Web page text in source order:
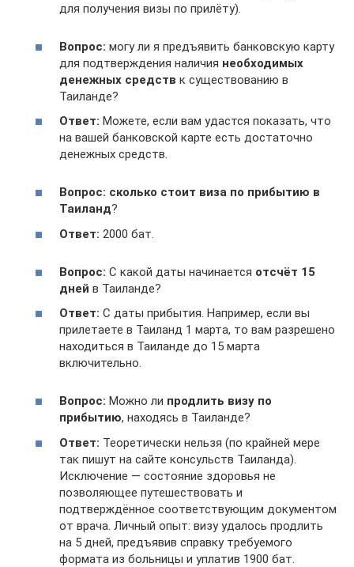
для получения визы по прилёту).
Вопрос: могу ли я предъявить банковскую карту
для подтверждения наличия необходимых
денежных средств к существованию в
Таиланде?
Ответ: Можете, если вам удастся показать, что
на вашей банковской карте есть достаточно
денежных средств.
Вопрос: сколько стоит виза по прибытию в
Таиланд?
Ответ: 2000 бат.
Вопрос: С какой даты начинается отсчёт 15
дней в Таиланде?
Ответ: С даты прибытия. Например, если вы
прилетаете в Таиланд 1 марта, то вам разрешено
находиться в Таиланде до 15 марта
включительно.
Вопрос: Можно ли продлить визу по
прибытию, находясь в Таиланде?
Ответ: Теоретически нельзя (по крайней мере
так пишут на сайте консульств Таиланда).
Исключение — состояние здоровья не
позволяющее путешествовать и
подтверждённое соответствующим документом
от врача. Личный опыт: визу удалось продлить
на 5 дней, предъявив справку требуемого
формата из больницы и уплатив 1900 бат.